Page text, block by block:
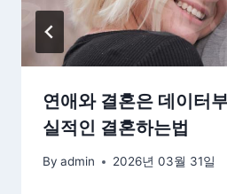
연애와 결혼은 데이터
실적인 결혼하는법
By admin 2026년 03월 31일